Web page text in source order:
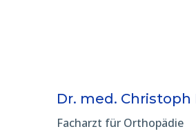
Dr. med. Christoph
Facharzt für Orthopädie